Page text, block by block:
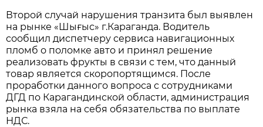
Второй случай нарушения транзита был выявлен
на рынке «Шығыс» г.Караганда. Водитель
сообщил диспетчеру сервиса навигационных
пломб о поломке авто и принял решение
реализовать фрукты в связи с тем, что данный
товар является скоропортящимся. После
проработки данного вопроса с сотрудниками
ДГД по Карагандинской области, администрация
рынка взяла на себя обязательства по выплате
НДС.